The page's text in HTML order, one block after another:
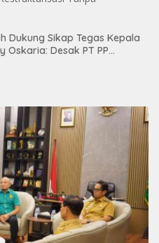
Dukung Sikap Tegas Kepala
Oskaria: Desak PT PP